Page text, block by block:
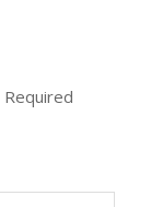
Required